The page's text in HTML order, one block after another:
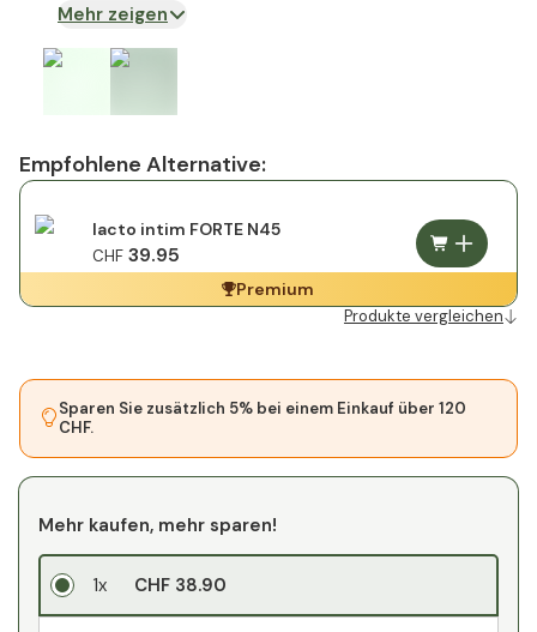
Mehr zeigen
Empfohlene Alternative:
lacto intim FORTE N45
CHF 39.95
Premium
Produkte vergleichen
Sparen Sie zusätzlich 5% bei einem Einkauf über 120
CHF.
Mehr kaufen, mehr sparen!
1x CHF 38.90